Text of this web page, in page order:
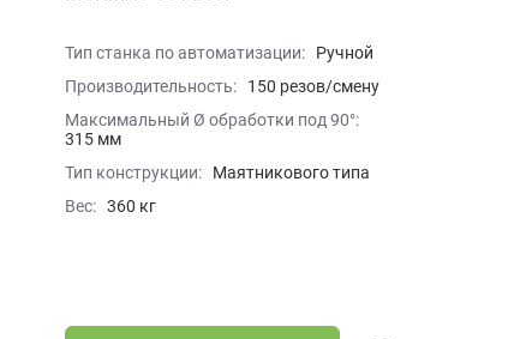
Тип станка по автоматизации:
Ручной
Производительность:
150 резов/смену
Максимальный Ø обработки под 90°:
315 мм
Тип конструкции:
Маятникового типа
Вес: 360 кг